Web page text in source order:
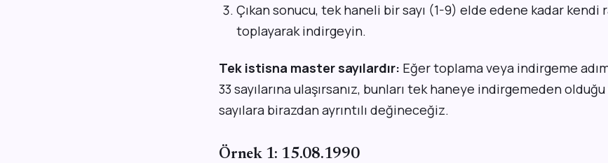
Çıkan sonucu, tek haneli bir sayı (1-9) elde edene kadar kendi
toplayarak indirgeyin.
Tek istisna master sayılardır: Eğer toplama veya indirgeme
33 sayılarına ulaşırsanız, bunları tek haneye indirgemeden olduğu
sayılara birazdan ayrıntılı değineceğiz.
Örnek 1: 15.08.1990